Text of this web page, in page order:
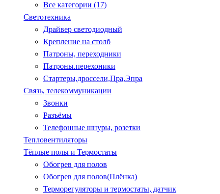
Все категории (17)
Светотехника
Драйвер светодиодный
Крепление на столб
Патроны, переходники
Патроны.перехоники
Стартеры,дроссели,Пра,Эпра
Связь, телекоммуникации
Звонки
Разъёмы
Телефонные шнуры, розетки
Тепловентиляторы
Тёплые полы и Термостаты
Обогрев для полов
Обогрев для полов(Плёнка)
Терморегуляторы и термостаты, датчик